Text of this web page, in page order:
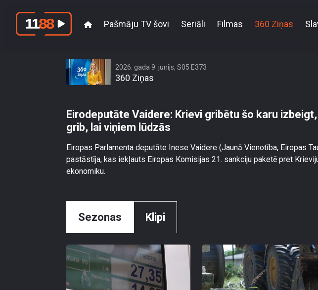
Pašmāju TV šovi Seriāli Filmas 360 Ziņas
2026. gada 9. jūnijs, S05 E373
360 Ziņas
Eirodeputāte Vaidere: Krievi gribētu šo karu
grib, lai viņiem lūdzās
Eiropas Parlamenta deputāte Inese Vaidere (Jaunā Vienotība, Eiropas
pastāstīja, kas iekļauts Eiropas Komisijas 21. sankciju paketē pret
ekonomiku.
Sezonas Klipi